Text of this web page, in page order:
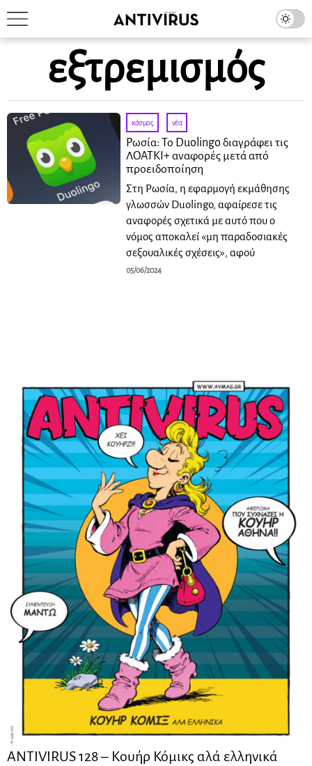
εξτρεμισμός
κόσμος · νέα
Ρωσία: Το Duolingo διαγράφει τις
ΛΟΑΤΚΙ+ αναφορές μετά από
προειδοποίηση
Στη Ρωσία, η εφαρμογή εκμάθησης
γλωσσών Duolingo, αφαίρεσε τις
αναφορές σχετικά με αυτό που ο
νόμος αποκαλεί «μη παραδοσιακές
σεξουαλικές σχέσεις», αφού
05/06/2024
ANTIVIRUS 128 – Kουήρ Κόμικς αλά ελληνικά